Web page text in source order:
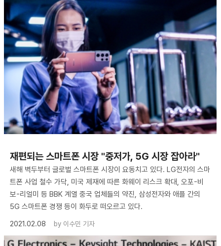
재편되는 스마트폰 시장 "중저가, 5G 시장 잡아라"
새해 벽두부터 글로벌 스마트폰 시장이 요동치고 있다. LG전자의 스마
트폰 사업 철수 가닥, 미국 제재에 따른 화웨이 리스크 확대, 오포-비
보-리얼미 등 BBK 계열 중국 업체들의 약진, 삼성전자와 애플 간의
5G 스마트폰 경쟁 등이 화두로 떠오르고 있다.
2021.02.08
by 이수민 기자